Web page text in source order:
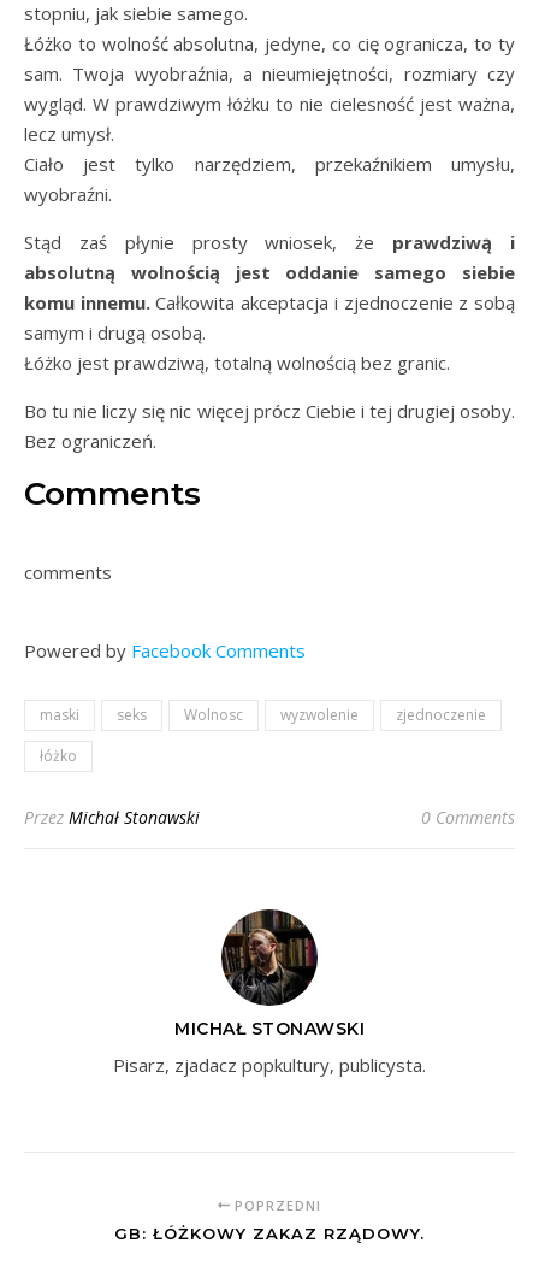
stopniu, jak siebie samego.
Łóżko to wolność absolutna, jedyne, co cię ogranicza, to ty
sam. Twoja wyobraźnia, a nieumiejętności, rozmiary czy
wygląd. W prawdziwym łóżku to nie cielesność jest ważna,
lecz umysł.
Ciało jest tylko narzędziem, przekaźnikiem umysłu,
wyobraźni.
Stąd zaś płynie prosty wniosek, że prawdziwą i
absolutną wolnością jest oddanie samego siebie
komu innemu.Całkowita akceptacja i zjednoczenie z sobą
samym i drugą osobą.
Łóżko jest prawdziwą, totalną wolnością bez granic.
Bo tu nie liczy się nic więcej prócz Ciebie i tej drugiej osoby.
Bez ograniczeń.
Comments
comments
Powered by Facebook Comments
maski seks Wolnosc wyzwolenie
zjednoczenie
łóżko
Przez Michał Stonawski 0 Comments
MICHAŁ STONAWSKI
Pisarz, zjadacz popkultury, publicysta.
POPRZEDNI
GB: ŁÓŻKOWY ZAKAZ RZĄDOWY.